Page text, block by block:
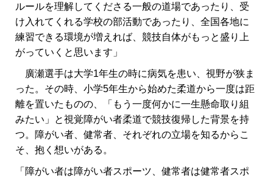
ルールを理解してくださる一般の道場であったり、受
け入れてくれる学校の部活動であったり、全国各地に
練習できる環境が増えれば、競技自体がもっと盛り上
がっていくと思います」
廣瀬選手は大学1年生の時に病気を患い、視野が狭ま
った。その時、小学5年生から始めた柔道から一度は距
離を置いたものの、「もう一度何かに一生懸命取り組
みたい」と視覚障がい者柔道で競技復帰した背景を持
つ。障がい者、健常者、それぞれの立場を知るからこ
そ、抱く想いがある。
「障がい者は障がい者スポーツ、健常者は健常者スポ